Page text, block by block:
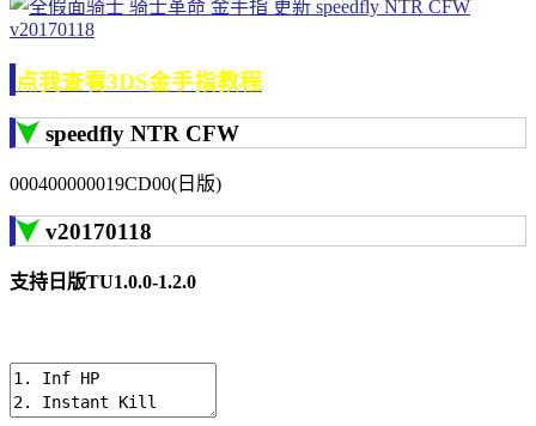
点我查看3DS金手指教程
speedfly NTR CFW
000400000019CD00(日版)
v20170118
支持日版TU1.0.0-1.2.0